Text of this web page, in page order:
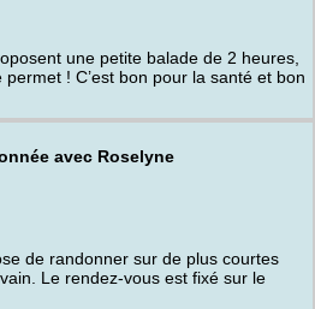
une petite balade de 2 heures,
! C’est bon pour la santé et bon
avec Roselyne
de randonner sur de plus courtes
Le rendez-vous est fixé sur le